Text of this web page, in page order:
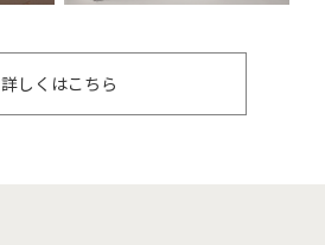
詳しくはこちら